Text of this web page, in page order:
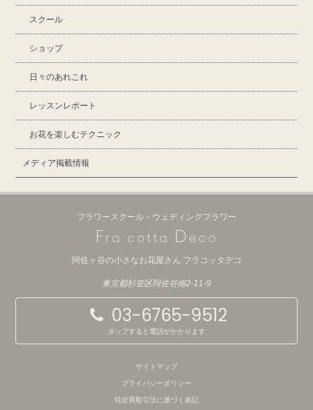
スクール
ショップ
日々のあれこれ
レッスンレポート
お花を楽しむテクニック
メディア掲載情報
フラワースクール・ウェディングフラワー
Fra cotta D eco
阿佐ヶ谷の小さなお花屋さん フラコッタデコ
東京都杉並区阿佐谷南2-11-9
03-6765-9512
タップすると電話がかかります
サイトマップ
プライバシーポリシー
特定商取引法に基づく表記